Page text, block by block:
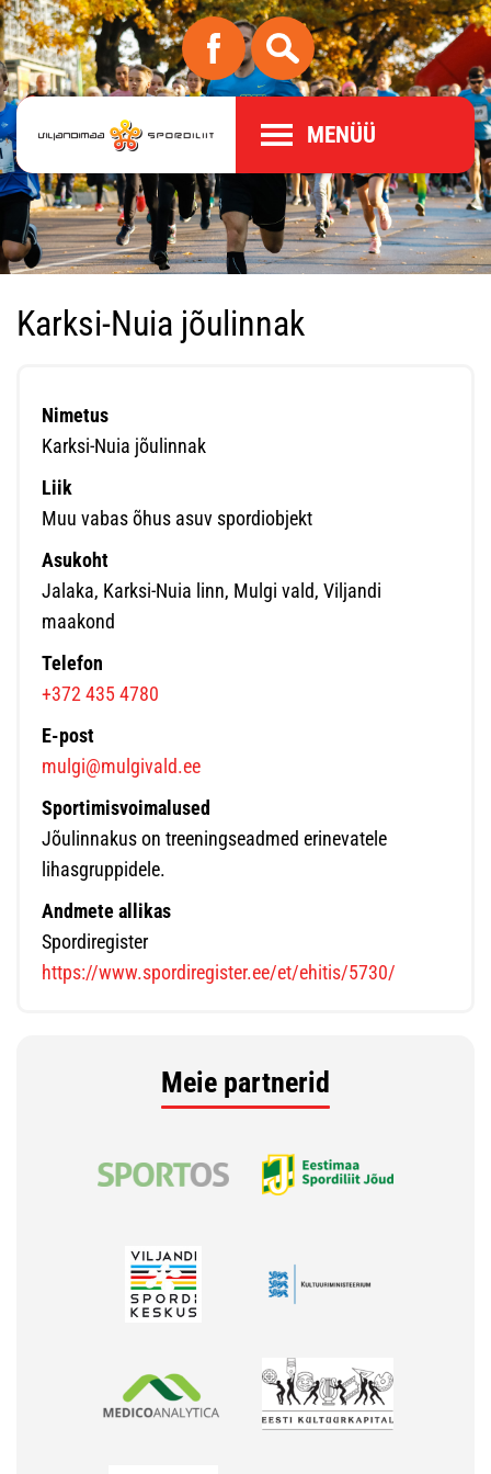
MENÜÜ
Karksi-Nuia jõulinnak
Nimetus
Karksi-Nuia jõulinnak
Liik
Muu vabas õhus asuv spordiobjekt
Asukoht
Jalaka, Karksi-Nuia linn, Mulgi vald, Viljandi
maakond
Telefon
+372 435 4780
E-post
mulgi@mulgivald.ee
Sportimisvoimalused
Jõulinnakus on treeningseadmed erinevatele
lihasgruppidele.
Andmete allikas
Spordiregister
https://www.spordiregister.ee/et/ehitis/5730/
Meie partnerid